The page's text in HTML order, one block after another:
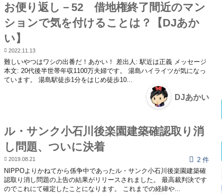
お便り返し－52 借地権終了間近のマン
ションで気を付けることは？【DJあか
い】
2022.11.13
難しいやつはワシの出番だ！あかい！ 差出人: 駅近は正義 メッセージ
本文: 20代後半世帯年収1100万夫婦です。 湯島ハイライツが気になっ
ています。 湯島駅徒歩1分をはじめ徒歩10...
DJあかい
ル・サンク小石川後楽園建築確認取り消
し問題、ついに決着
2019.08.21
2 件
NIPPOよりかねてから係争中であったル・サンク小石川後楽園建築確
認取り消し問題の上告の結果がリリースされました。 最高裁判決です
のでこれにて確定したことになります。 これまでの経緯や...